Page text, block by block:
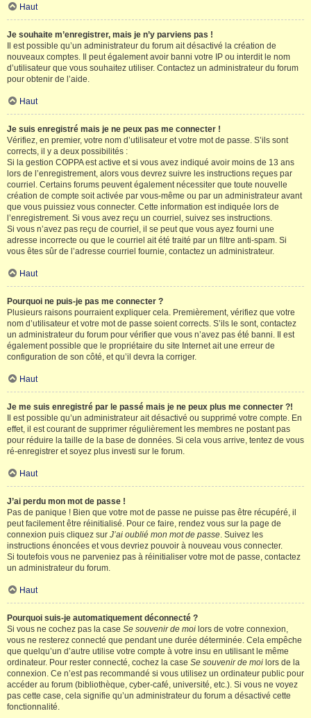
Haut
Je souhaite m’enregistrer, mais je n’y parviens pas !
Il est possible qu’un administrateur du forum ait désactivé la création de
nouveaux comptes. Il peut également avoir banni votre IP ou interdit le nom
d’utilisateur que vous souhaitez utiliser. Contactez un administrateur du forum
pour obtenir de l’aide.
Haut
Je suis enregistré mais je ne peux pas me connecter !
Vérifiez, en premier, votre nom d’utilisateur et votre mot de passe. S’ils sont
corrects, il y a deux possibilités :
Si la gestion COPPA est active et si vous avez indiqué avoir moins de 13 ans
lors de l’enregistrement, alors vous devrez suivre les instructions reçues par
courriel. Certains forums peuvent également nécessiter que toute nouvelle
création de compte soit activée par vous-même ou par un administrateur avant
que vous puissiez vous connecter. Cette information est indiquée lors de
l’enregistrement. Si vous avez reçu un courriel, suivez ses instructions.
Si vous n’avez pas reçu de courriel, il se peut que vous ayez fourni une
adresse incorrecte ou que le courriel ait été traité par un filtre anti-spam. Si
vous êtes sûr de l’adresse courriel fournie, contactez un administrateur.
Haut
Pourquoi ne puis-je pas me connecter ?
Plusieurs raisons pourraient expliquer cela. Premièrement, vérifiez que votre
nom d’utilisateur et votre mot de passe soient corrects. S’ils le sont, contactez
un administrateur du forum pour vérifier que vous n’avez pas été banni. Il est
également possible que le propriétaire du site Internet ait une erreur de
configuration de son côté, et qu’il devra la corriger.
Haut
Je me suis enregistré par le passé mais je ne peux plus me connecter ?!
Il est possible qu’un administrateur ait désactivé ou supprimé votre compte. En
effet, il est courant de supprimer régulièrement les membres ne postant pas
pour réduire la taille de la base de données. Si cela vous arrive, tentez de vous
ré-enregistrer et soyez plus investi sur le forum.
Haut
J’ai perdu mon mot de passe !
Pas de panique ! Bien que votre mot de passe ne puisse pas être récupéré, il
peut facilement être réinitialisé. Pour ce faire, rendez vous sur la page de
connexion puis cliquez sur J’ai oublié mon mot de passe. Suivez les
instructions énoncées et vous devriez pouvoir à nouveau vous connecter.
Si toutefois vous ne parveniez pas à réinitialiser votre mot de passe, contactez
un administrateur du forum.
Haut
Pourquoi suis-je automatiquement déconnecté ?
Si vous ne cochez pas la case Se souvenir de moi lors de votre connexion,
vous ne resterez connecté que pendant une durée déterminée. Cela empêche
que quelqu’un d’autre utilise votre compte à votre insu en utilisant le même
ordinateur. Pour rester connecté, cochez la case Se souvenir de moi lors de la
connexion. Ce n’est pas recommandé si vous utilisez un ordinateur public pour
accéder au forum (bibliothèque, cyber-café, université, etc.). Si vous ne voyez
pas cette case, cela signifie qu’un administrateur du forum a désactivé cette
fonctionnalité.